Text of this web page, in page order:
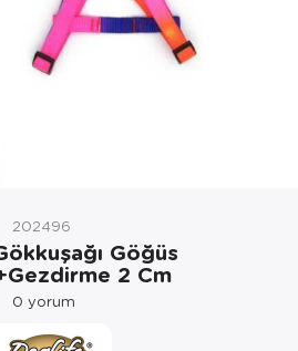
202496
Göğüs
2 Cm
0 yorum